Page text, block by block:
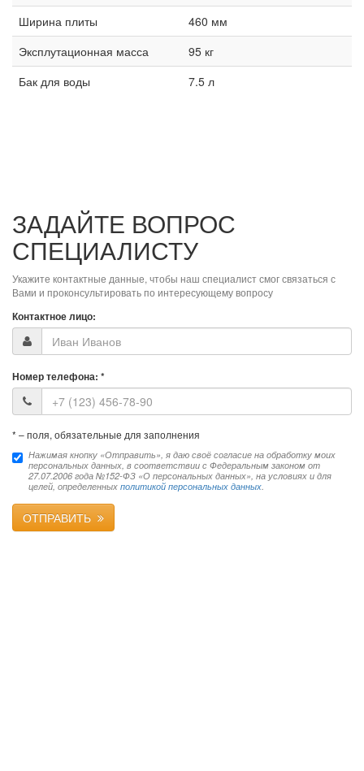
Ширина плиты
460 мм
Эксплутационная масса
95 кг
Бак для воды
7.5 л
ЗАДАЙТЕ ВОПРОС
СПЕЦИАЛИСТУ
Укажите контактные данные, чтобы наш специалист смог связаться с
Вами и проконсультировать по интересующему вопросу
Контактное лицо:
Номер телефона: *
* – поля, обязательные для заполнения
Нажимая кнопку «Отправить», я даю своё согласие на обработку моих
персональных данных, в соответствии с Федеральным законом от
27.07.2006 года №152-ФЗ «О персональных данных», на условиях и для
целей, определенных политикой персональных данных.
ОТПРАВИТЬ